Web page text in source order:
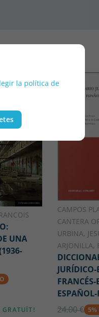
la política de
UNA
GRATUÏT!
CAMPOS
CANTERA
URBINA,
ARJONILLA,
ESPAÑOL-
24.00 € 5%